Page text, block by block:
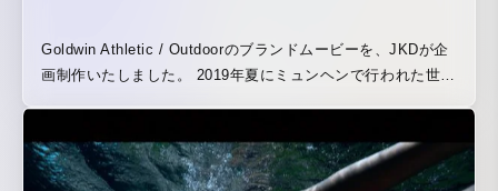
Goldwin Athletic / Outdoorのブランドムービーを、JKDが企
画制作いたしました。 2019年夏にミュンヘンで行われた世界
都会から自然へのジャーニーを、日本の俳句からのインスピ
レーションをもとに、３面のマルチスクリーンで描いた90